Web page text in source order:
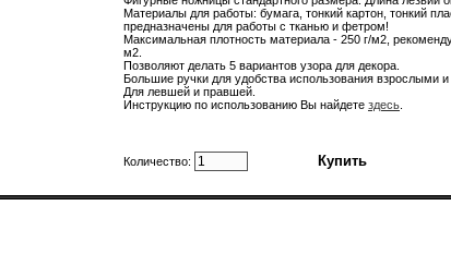
Материалы для работы: бумага, тонкий картон, тонкий
предназначены для работы с тканью и фетром!
Максимальная плотность материала - 250 г/м2,
м2.
Позволяют делать 5 вариантов узора для декора.
Большие ручки для удобства использования взрослыми и
Для левшей и правшей.
Инструкцию по использованию Вы найдете здесь
Количество: